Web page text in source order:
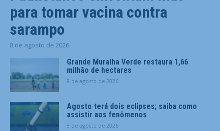
para tomar vacina contra
sarampo
8 de agosto de 2026
Grande Muralha Verde restaura 1,66
milhão de hectares
8 de agosto de 2026
Agosto terá dois eclipses; saiba como
assistir aos fenômenos
8 de agosto de 2026